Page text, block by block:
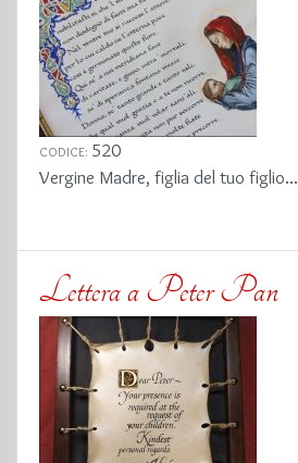
CODICE: 520
Vergine Madre, figlia del tuo figlio...
Lettera a Peter Pan